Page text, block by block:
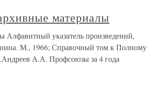
материалы
Алфавитный указатель произведений,
М., 1966; Справочный том к Полному
А.А. Профсоюзы за 4 года